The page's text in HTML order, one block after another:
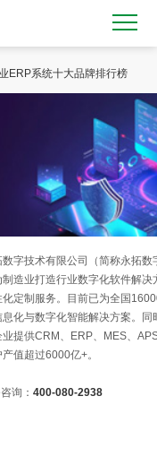
ERP系统十大品牌排行榜
数字技术有限公司（简称永拓
造业打造行业数字化软件解决
化定制服务。目前已为全国
息化与数字化智能解决方案。
业提供CRM、ERP、MES、
值超过6000亿+。
询： 400-080-2938